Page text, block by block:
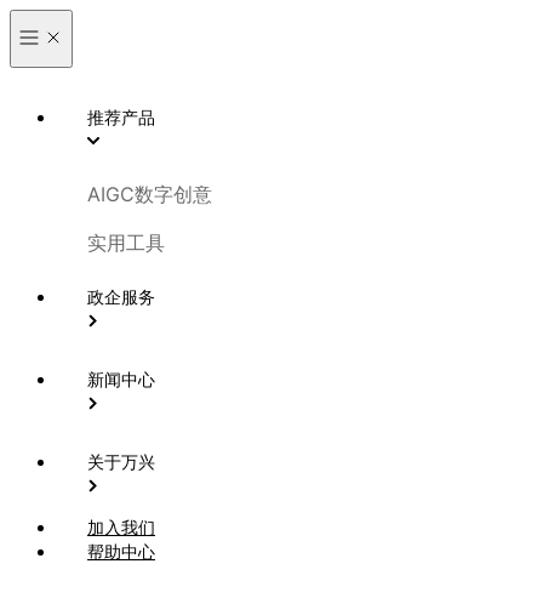
推荐产品
AIGC数字创意
实用工具
政企服务
新闻中心
关于万兴
加入我们
帮助中心